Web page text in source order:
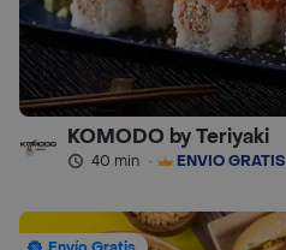
KOMODO by Teriyaki
40 min · ENVÍO GRATIS